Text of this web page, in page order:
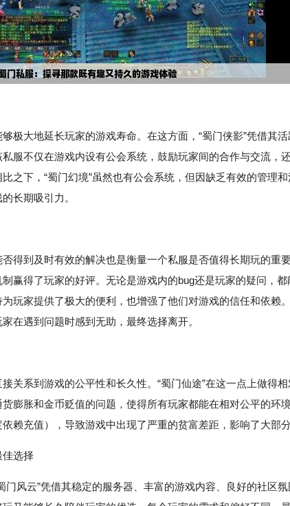
极大地延长玩家的游戏寿命。在这方面，“蜀门侠影”凭借其
服不仅在游戏内设有公会系统，鼓励玩家间的合作与交流，
之下，“蜀门幻境”虽然也有公会系统，但因缺乏有效的管理
长期吸引力。
得到及时有效的解决也是衡量一个私服是否值得长期玩的重
赢得了玩家的好评。无论是游戏内的bug还是玩家的疑问，
玩家提供了极大的便利，也增强了他们对游戏的信任和依赖
在遇到问题时感到无助，最终选择离开。
关系到游戏的公平性和长久性。“蜀门仙途”在这一点上做得
膨胀和金币贬值的问题，使得所有玩家都能在相对公平的环
赖充值），导致游戏中出现了严重的贫富差距，影响了大部
选择
门风云”凭借其稳定的服务器、丰富的游戏内容、良好的社区